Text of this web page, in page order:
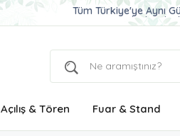
Tüm Türkiye'ye Aynı
Ucuz ve Kaliteli
Aynı Gün Teslimat
Açılış & Tören Fuar & Stand